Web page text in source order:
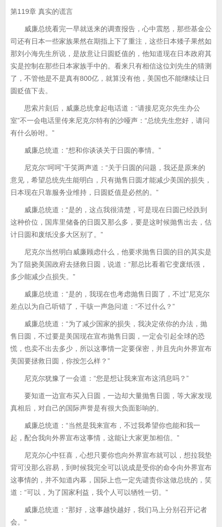
第119章 真实的谎言
威廉总统看完一早就送来的调查报告，心中震怒，那些基金公
司还有日本一些家族果然在期指上下了重注，这些日本矮子果然如
那刘小海先生所说，是故意让日圆贬值的，他知道现在日本政府其
实是控制在那些日本家族手中的。看来只有相信这位刘先生的猜测
了，不管他是不是真有800亿，就算没有他，美国也不能继续让日
圆贬值下去。
思索片刻后，威廉总统拿起电话道：“请接尼克尔先生办公
室”不一会电话里传来尼克尔特有的沙哑声：“总统先生您好，请问
有什么吩咐。”
威廉总统道：“想和你谈谈关于日圆的事情。”
尼克尔“呵呵”干笑两声道：“关于日圆的问题，我还是原来的
意见，希望总统先生能明白，只有抛售日圆才能减少美国的损失，
日本现在只靠服务业维持，日圆贬值是必然的。”
威廉总统道：“是的，这点我很清楚，可是现在日圆已经跌到
这种价位，国库里储备的日圆又那么多，要是这时候抛售出去，估
计日圆和废纸没多大区别了。”
尼克尔当然明白威廉顾虑什么，他要求抛售日圆的目的其实是
为了阻挠美国政府去拯救日圆，说道：“那总比看着它变废纸强，
多少能减少点损失。”
威廉总统道：“是的，我现在也考虑抛售日圆了，不过”尼克尔
差点以为自己听错了，干咳一声急问道：“不过什么？”
威廉总统道：“为了减少国家的损失，我决定依你的办法，抛
售日圆，不过要是美国现在宣布抛售日圆，一定会引起全球的恐
慌，也卖不出去多少，所以这事情一定要保密，并且先向外界宣布
美国要拯救日圆，你按怎么样？”
尼克尔犹豫了一会道：“您是想让我来宣布这消息吗？”
要知道一边宣布买入日圆，一边却大量抛售日圆，等大家发现
真相后，对自己的国际声誉是有很大负面影响的。
威廉总统道：“当然是我来宣布，不过我希望你也能和我一
起，配合我向外界宣布这事情，这能让大家更加相信。”
尼克尔心中狂喜，心想只要你也向外界宣布就可以，想拉我垫
背可没那么容易，到时候我完全可以说成是受你的命令向外界宣布
这事情的，并不知道内幕，国际上也一定先谴责你这做总统的，笑
道：“可以，为了国家利益，我个人可以牺牲一切。”
威廉总统道：“那好，这事越快越好，我们马上分别召开记者
会。”